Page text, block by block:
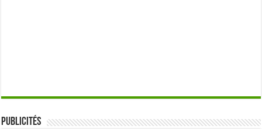
Publicités